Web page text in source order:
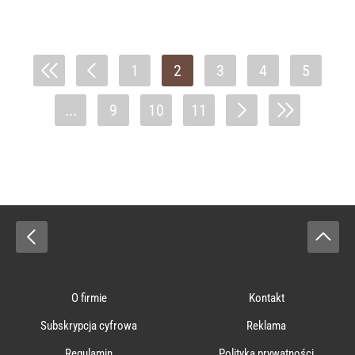
1 2 3 4 5
... 9 10 11
O firmie
Kontakt
Subskrypcja cyfrowa
Reklama